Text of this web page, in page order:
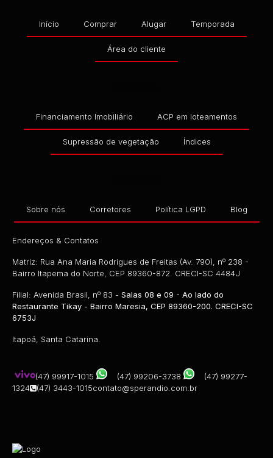
Início Comprar Alugar Temporada
Área do cliente
Financiamento Imobiliário ACP em loteamentos
Supressão de vegetação Índices
Sobre nós Corretores Política LGPD Blog
Endereços & Contatos
Matriz: Rua Ana Maria Rodrigues de Freitas (Av. 790), nº 238 -
Bairro Itapema do Norte, CEP 89360-872. CRECI-SC 4484J
Filial: Avenida Brasil, nº 83 - Salas 08 e 09 - Ao lado do
Restaurante Tikay - Bairro Maresia, CEP 89360-200. CRECI-SC
6753J
Itapoá, Santa Catarina.
(47) 99917-1015 (47) 99206-3738
(47) 99277-
1324
(47) 3443-1015contato@sperandio.com.br